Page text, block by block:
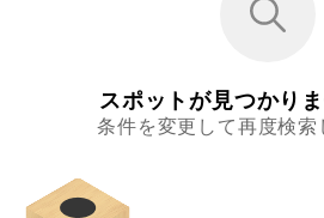
スポットが見つかり
条件を変更して再度検索